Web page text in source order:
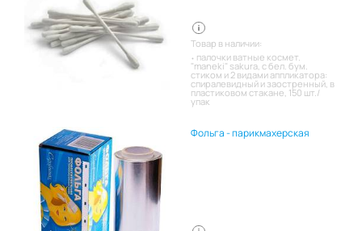
Товар в наличии:
палочки ватные космет.
"maneki" sakura, с бел. бум.
стиком и 2 видами аппликатора:
спиралевидный и заостренный, в
пластиковом стакане, 150 шт./
упак
Фольга - парикмахерская